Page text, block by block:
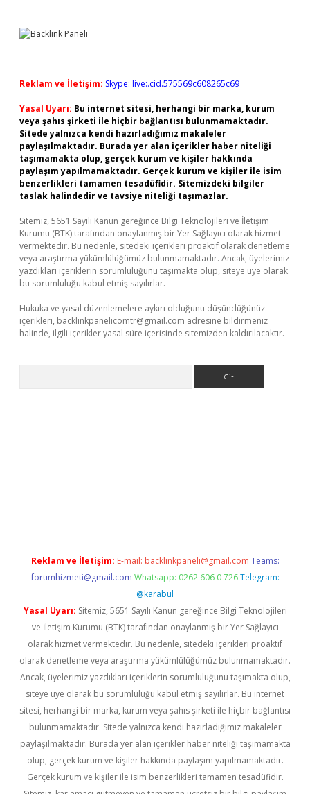
Reklam ve İletişim: Skype: live:.cid.575569c608265c69
Yasal Uyarı: Bu internet sitesi, herhangi bir marka, kurum
veya şahıs şirketi ile hiçbir bağlantısı bulunmamaktadır.
Sitede yalnızca kendi hazırladığımız makaleler
paylaşılmaktadır. Burada yer alan içerikler haber niteliği
taşımamakta olup, gerçek kurum ve kişiler hakkında
paylaşım yapılmamaktadır. Gerçek kurum ve kişiler ile isim
benzerlikleri tamamen tesadüfidir. Sitemizdeki bilgiler
taslak halindedir ve tavsiye niteliği taşımazlar.
Sitemiz, 5651 Sayılı Kanun gereğince Bilgi Teknolojileri ve İletişim
Kurumu (BTK) tarafından onaylanmış bir Yer Sağlayıcı olarak hizmet
vermektedir. Bu nedenle, sitedeki içerikleri proaktif olarak denetleme
veya araştırma yükümlülüğümüz bulunmamaktadır. Ancak, üyelerimiz
yazdıkları içeriklerin sorumluluğunu taşımakta olup, siteye üye olarak
bu sorumluluğu kabul etmiş sayılırlar.
Hukuka ve yasal düzenlemelere aykırı olduğunu düşündüğünüz
içerikleri, backlinkpanelicomtr@gmail.com adresine bildirmeniz
halinde, ilgili içerikler yasal süre içerisinde sitemizden kaldırılacaktır.
Reklam ve İletişim: E-mail: backlinkpaneli@gmail.com Teams:
forumhizmeti@gmail.com Whatsapp: 0262 606 0 726 Telegram:
@karabul
Yasal Uyarı: Sitemiz, 5651 Sayılı Kanun gereğince Bilgi Teknolojileri
ve İletişim Kurumu (BTK) tarafından onaylanmış bir Yer Sağlayıcı
olarak hizmet vermektedir. Bu nedenle, sitedeki içerikleri proaktif
olarak denetleme veya araştırma yükümlülüğümüz bulunmamaktadır.
Ancak, üyelerimiz yazdıkları içeriklerin sorumluluğunu taşımakta olup,
siteye üye olarak bu sorumluluğu kabul etmiş sayılırlar. Bu internet
sitesi, herhangi bir marka, kurum veya şahıs şirketi ile hiçbir bağlantısı
bulunmamaktadır. Sitede yalnızca kendi hazırladığımız makaleler
paylaşılmaktadır. Burada yer alan içerikler haber niteliği taşımamakta
olup, gerçek kurum ve kişiler hakkında paylaşım yapılmamaktadır.
Gerçek kurum ve kişiler ile isim benzerlikleri tamamen tesadüfidir.